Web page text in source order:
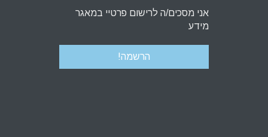
אני מסכים/ה לרישום פרטיי במאגר
מידע